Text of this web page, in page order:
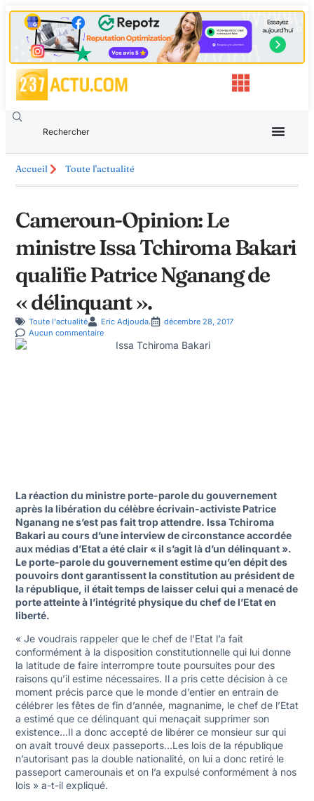
Accueil Toute l'actualité
Cameroun-Opinion: Le
ministre Issa Tchiroma Bakari
qualifie Patrice Nganang de
« délinquant ».
Toute l'actualité Eric Adjouda.
décembre 28, 2017
Aucun commentaire
La réaction du ministre porte-parole du gouvernement
après la libération du célèbre écrivain-activiste Patrice
Nganang ne s’est pas fait trop attendre. Issa Tchiroma
Bakari au cours d’une interview de circonstance accordée
aux médias d’Etat a été clair « il s’agit là d’un délinquant ».
Le porte-parole du gouvernement estime qu’en dépit des
pouvoirs dont garantissent la constitution au président de
la république, il était temps de laisser celui qui a menacé de
porte atteinte à l’intégrité physique du chef de l’Etat en
liberté.
« Je voudrais rappeler que le chef de l’Etat l’a fait
conformément à la disposition constitutionnelle qui lui donne
la latitude de faire interrompre toute poursuites pour des
raisons qu’il estime nécessaires. Il a pris cette décision à ce
moment précis parce que le monde d’entier en entrain de
célébrer les fêtes de fin d’année, magnanime, le chef de l’Etat
a estimé que ce délinquant qui menaçait supprimer son
existence…Il a donc accepté de libérer ce monsieur sur qui
on avait trouvé deux passeports…Les lois de la république
n’autorisant pas la double nationalité, on lui a donc retiré le
passeport camerounais et on l’a expulsé conformément à nos
lois » a-t-il expliqué.